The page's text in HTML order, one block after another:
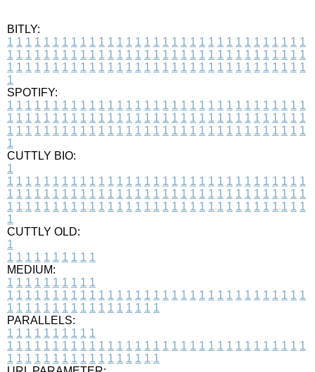
BITLY:
1 1 1 1 1 1 1 1 1 1 1 1 1 1 1 1 1 1 1 1 1 1 1 1 1 1 1 1 1 1 1 1 1
1 1 1 1 1 1 1 1 1 1 1 1 1 1 1 1 1 1 1 1 1 1 1 1 1 1 1 1 1 1 1 1 1
1 1 1 1 1 1 1 1 1 1 1 1 1 1 1 1 1 1 1 1 1 1 1 1 1 1 1 1 1 1 1 1 1
1
SPOTIFY:
1 1 1 1 1 1 1 1 1 1 1 1 1 1 1 1 1 1 1 1 1 1 1 1 1 1 1 1 1 1 1 1 1
1 1 1 1 1 1 1 1 1 1 1 1 1 1 1 1 1 1 1 1 1 1 1 1 1 1 1 1 1 1 1 1 1
1 1 1 1 1 1 1 1 1 1 1 1 1 1 1 1 1 1 1 1 1 1 1 1 1 1 1 1 1 1 1 1 1
1
CUTTLY BIO:
1
1 1 1 1 1 1 1 1 1 1 1 1 1 1 1 1 1 1 1 1 1 1 1 1 1 1 1 1 1 1 1 1 1
1 1 1 1 1 1 1 1 1 1 1 1 1 1 1 1 1 1 1 1 1 1 1 1 1 1 1 1 1 1 1 1 1
1 1 1 1 1 1 1 1 1 1 1 1 1 1 1 1 1 1 1 1 1 1 1 1 1 1 1 1 1 1 1 1 1
1
CUTTLY OLD:
1
1 1 1 1 1 1 1 1 1 1
MEDIUM:
1 1 1 1 1 1 1 1 1 1
1 1 1 1 1 1 1 1 1 1 1 1 1 1 1 1 1 1 1 1 1 1 1 1 1 1 1 1 1 1 1 1 1
1 1 1 1 1 1 1 1 1 1 1 1 1 1 1 1 1
PARALLELS:
1 1 1 1 1 1 1 1 1 1
1 1 1 1 1 1 1 1 1 1 1 1 1 1 1 1 1 1 1 1 1 1 1 1 1 1 1 1 1 1 1 1 1
1 1 1 1 1 1 1 1 1 1 1 1 1 1 1 1 1